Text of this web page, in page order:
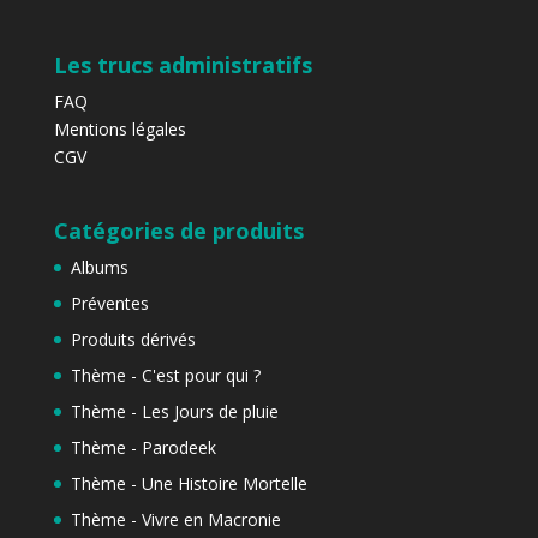
Les trucs administratifs
FAQ
Mentions légales
CGV
Catégories de produits
Albums
Préventes
Produits dérivés
Thème - C'est pour qui ?
Thème - Les Jours de pluie
Thème - Parodeek
Thème - Une Histoire Mortelle
Thème - Vivre en Macronie